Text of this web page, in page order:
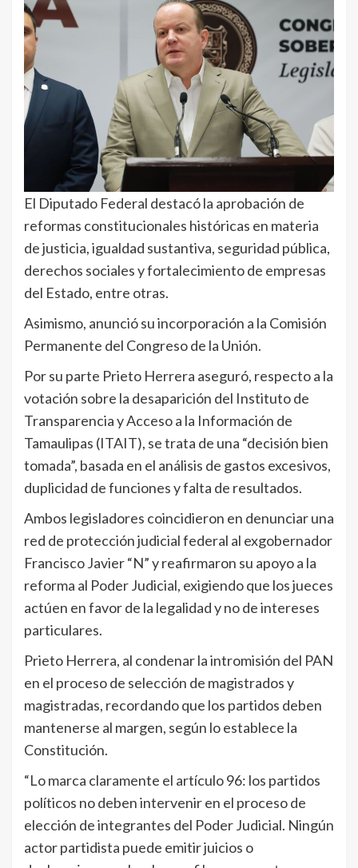
El Diputado Federal destacó la aprobación de
reformas constitucionales históricas en materia
de justicia, igualdad sustantiva, seguridad pública,
derechos sociales y fortalecimiento de empresas
del Estado, entre otras.
Asimismo, anunció su incorporación a la Comisión
Permanente del Congreso de la Unión.
Por su parte Prieto Herrera aseguró, respecto a la
votación sobre la desaparición del Instituto de
Transparencia y Acceso a la Información de
Tamaulipas (ITAIT), se trata de una “decisión bien
tomada”, basada en el análisis de gastos excesivos,
duplicidad de funciones y falta de resultados.
Ambos legisladores coincidieron en denunciar una
red de protección judicial federal al exgobernador
Francisco Javier “N” y reafirmaron su apoyo a la
reforma al Poder Judicial, exigiendo que los jueces
actúen en favor de la legalidad y no de intereses
particulares.
Prieto Herrera, al condenar la intromisión del PAN
en el proceso de selección de magistrados y
magistradas, recordando que los partidos deben
mantenerse al margen, según lo establece la
Constitución.
“Lo marca claramente el artículo 96: los partidos
políticos no deben intervenir en el proceso de
elección de integrantes del Poder Judicial. Ningún
actor partidista puede emitir juicios o